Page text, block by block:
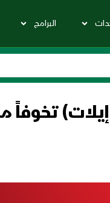
البرامج
(إيلات)